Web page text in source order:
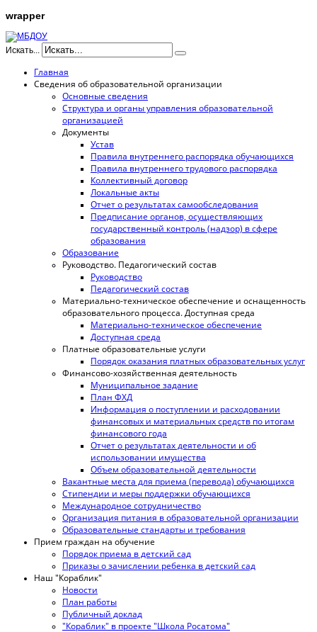
wrapper
Искать...
Главная
Сведения об образовательной организации
Основные сведения
Структура и органы управления образовательной
организацией
Документы
Устав
Правила внутреннего распорядка обучающихся
Правила внутреннего трудового распорядка
Коллективный договор
Локальные акты
Отчет о результатах самообследования
Предписание органов, осуществляющих
государственный контроль (надзор) в сфере
образования
Образование
Руководство. Педагогический состав
Руководство
Педагогический состав
Материально-техническое обеспечение и оснащенность
образовательного процесса. Доступная среда
Материально-техническое обеспечение
Доступная среда
Платные образовательные услуги
Порядок оказания платных образовательных услуг
Финансово-хозяйственная деятельность
Муниципальное задание
План ФХД
Информация о поступлении и расходовании
финансовых и материальных средств по итогам
финансового года
Отчет о результатах деятельности и об
использовании имущества
Объем образовательной деятельности
Вакантные места для приема (перевода) обучающихся
Стипендии и меры поддержки обучающихся
Международное сотрудничество
Организация питания в образовательной организации
Образовательные стандарты и требования
Прием граждан на обучение
Порядок приема в детский сад
Приказы о зачислении ребенка в детский сад
Наш "Кораблик"
Новости
План работы
Публичный доклад
"Кораблик" в проекте "Школа Росатома"